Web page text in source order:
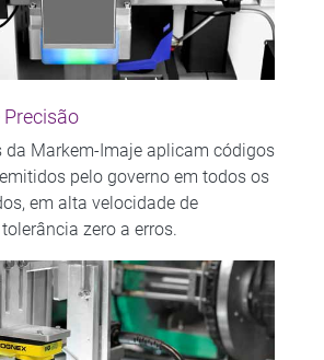
da Markem-Imaje aplicam códigos
pelo governo em todos os
em alta velocidade de
zero a erros.